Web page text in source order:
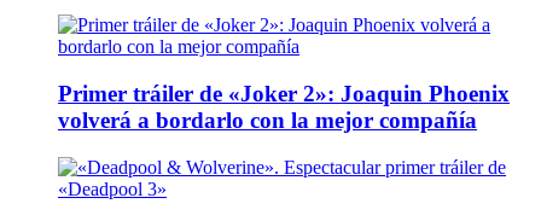
Primer tráiler de «Joker 2»: Joaquin Phoenix
volverá a bordarlo con la mejor compañía